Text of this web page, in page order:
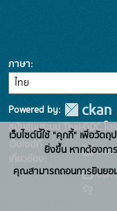
ภาษา
Powered by:
สนับสนุนระบบ Thai-GDC โ
เว็บไซต์ที่
เกี่ยวข้อง:
ระบ
บริก
เว็บไซต์นี้ใช้ "คุกกี้" เพื่อวัต
ยิ่งขึ้น หากต้องกา
คุณสามารถถอนการยินยอ